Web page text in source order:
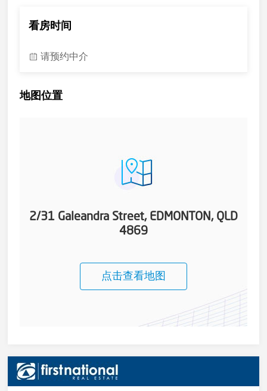
看房时间
请预约中介
地图位置
2/31 Galeandra Street, EDMONTON, QLD
4869
点击查看地图